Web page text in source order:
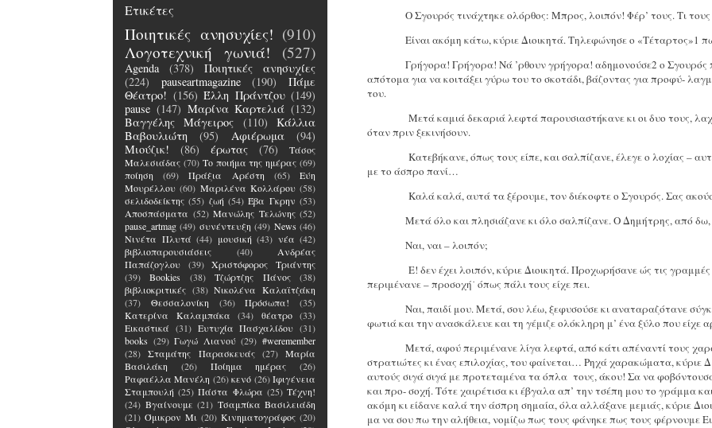
Ο Σγουρός τινάχτηκε ολόρθος: Μπρος, λοιπόν! Φέρ’ τους. Τι
Είναι ακόμη κάτω, κύριε Διοικητά. Τηλεφώνησε ο «Τέταρτος»1
Γρήγορα! Γρήγορα! Νά ’ρθουν γρήγορα! αδημονούσε2 ο Σγουρός
απότομα για να κοιτάξει γύρω του το σκοτάδι, βάζοντας για προφύ-
του.
Μετά καμιά δεκαριά λεφτά παρουσιαστήκανε κι οι δυο τους,
όταν πριν ξεκινήσουν.
Κατεβήκανε, όπως τους είπε, και σαλπίζανε, έλεγε ο λοχίας –
με το άσπρο πανί…
Καλά καλά, αυτά τα ξέρουμε, τον διέκοφτε ο Σγουρός. Σας
Μετά όλο και πλησιάζανε κι όλο σαλπίζανε. Ο Δημήτρης, από
Ναι, ναι – λοιπόν;
Ε! δεν έχει λοιπόν, κύριε Διοικητά. Προχωρήσανε ώς τις
περιμένανε – προσοχή˙ όπως πάλι τους είχε πει.
Ναι, παιδί μου. Μετά, σου λέω, ξεφυσούσε κι αναταραζότανε
φωτιά και την ανασκάλευε και τη γέμιζε ολόκληρη μ’ ένα ξύλο που είχε
Μετά, αφού περιμένανε λίγα λεφτά, από κάτι απέναντί τους
στρατιώτες κι ένας επιλοχίας, του φαίνεται… Ρηχά χαρακώματα, κύριε
αυτούς σιγά σιγά με προτεταμένα τα όπλα τους, άκου! Σα να
και προ- σοχή. Τότε χαιρέτισα κι έβγαλα απ’ την τσέπη μου το γράμμα
ακόμη κι είδανε καλά την άσπρη σημαία, όλα αλλάξανε μεμιάς, κύριε
μα να σου πω την αλήθεια, νομίζω πως τους φάνηκε πως τους φέρνουμε
Ετικέτες
Ποιητικές ανησυχίες! (910)
Λογοτεχνική γωνιά!
(527)
Agenda (378)
Ποιητικές ανησυχίες
(224)
pauseartmagazine (190)
Πάμε
Θέατρο! (156) Έλλη Πράντζου (149)
pause (147) Μαρίνα Καρτελιά (132)
Βαγγέλης Μάγειρος
(110)
Κάλλια
Βαβουλιώτη
(95) Αφιέρωμα
(94)
Μιούζικ!
(86) έρωτας (76)
Τάσος
Μαλεσιάδας (70) Το ποιήμα της ημέρας (69)
ποίηση
(69) Πράξια Αρέστη (65)
Εύη
Μουρέλλου (60) Μαριλένα Κολλάρου (58)
σελιδοδείκτης (55) ζωή (54) Έβα Γκρην (53)
Αποσπάσματα (52) Μανώλης Τελώνης (52)
pause_artmag (49) συνέντευξη (49) News (46)
Νινέτα Πλυτά (44) μουσική (43) νέα (42)
βιβλιοπαρουσιάσεις
(40)
Ανδρέας
Παπάζογλου
(39)
Χριστόφορος Τριάντης
(39)
Bookies (38) Τζώρτζης Πάνος
(38)
βιβλιοκριτικές (38) Νικολένα Καλαϊτζάκη
(37)
Θεσσαλονίκη (36) Πρόσωπα!
(35)
Κατερίνα Καλαμπάκα
(34) θέατρο (33)
Εικαστικά (31) Ευτυχία Πασχαλίδου (31)
books (29) Γωγώ Λιανού (29) #weremember
(28) Σταμάτης Παρασκευάς (27) Μαρία
Βασιλάκη
(26) Ποίημα ημέρας
(26)
Ραφαέλλα Μανέλη (26) κενό (26) Ιφιγένεια
Σταμπουλή (25) Πάστα Φλώρα (25) Τέχνη!
(24) Βγαίνουμε (21) Τσαμπίκα Βασιλειάδη
(21) Όμικρον Μι (20) Κινηματογράφος (20)